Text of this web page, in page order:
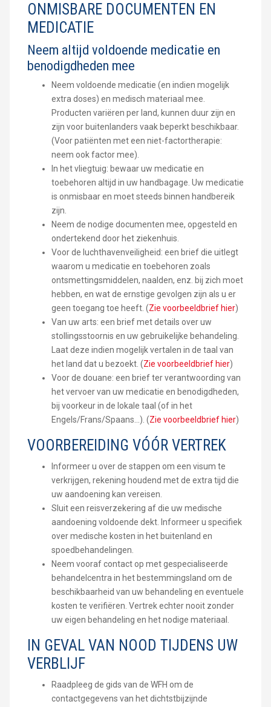
ONMISBARE DOCUMENTEN EN
MEDICATIE
Neem altijd voldoende medicatie en
benodigdheden mee
Neem voldoende medicatie (en indien mogelijk
extra doses) en medisch materiaal mee.
Producten variëren per land, kunnen duur zijn en
zijn voor buitenlanders vaak beperkt beschikbaar.
(Voor patiënten met een niet-factortherapie:
neem ook factor mee).
In het vliegtuig: bewaar uw medicatie en
toebehoren altijd in uw handbagage. Uw medicatie
is onmisbaar en moet steeds binnen handbereik
zijn.
Neem de nodige documenten mee, opgesteld en
ondertekend door het ziekenhuis.
Voor de luchthavenveiligheid: een brief die uitlegt
waarom u medicatie en toebehoren zoals
ontsmettingsmiddelen, naalden, enz. bij zich moet
hebben, en wat de ernstige gevolgen zijn als u er
geen toegang toe heeft. (Zie voorbeeldbrief hier)
Van uw arts: een brief met details over uw
stollingsstoornis en uw gebruikelijke behandeling.
Laat deze indien mogelijk vertalen in de taal van
het land dat u bezoekt. (Zie voorbeeldbrief hier)
Voor de douane: een brief ter verantwoording van
het vervoer van uw medicatie en benodigdheden,
bij voorkeur in de lokale taal (of in het
Engels/Frans/Spaans...). (Zie voorbeeldbrief hier)
VOORBEREIDING VÓÓR VERTREK
Informeer u over de stappen om een visum te
verkrijgen, rekening houdend met de extra tijd die
uw aandoening kan vereisen.
Sluit een reisverzekering af die uw medische
aandoening voldoende dekt. Informeer u specifiek
over medische kosten in het buitenland en
spoedbehandelingen.
Neem vooraf contact op met gespecialiseerde
behandelcentra in het bestemmingsland om de
beschikbaarheid van uw behandeling en eventuele
kosten te verifiëren. Vertrek echter nooit zonder
uw eigen behandeling en het nodige materiaal.
IN GEVAL VAN NOOD TIJDENS UW
VERBLIJF
Raadpleeg de gids van de WFH om de
contactgegevens van het dichtstbijzijnde